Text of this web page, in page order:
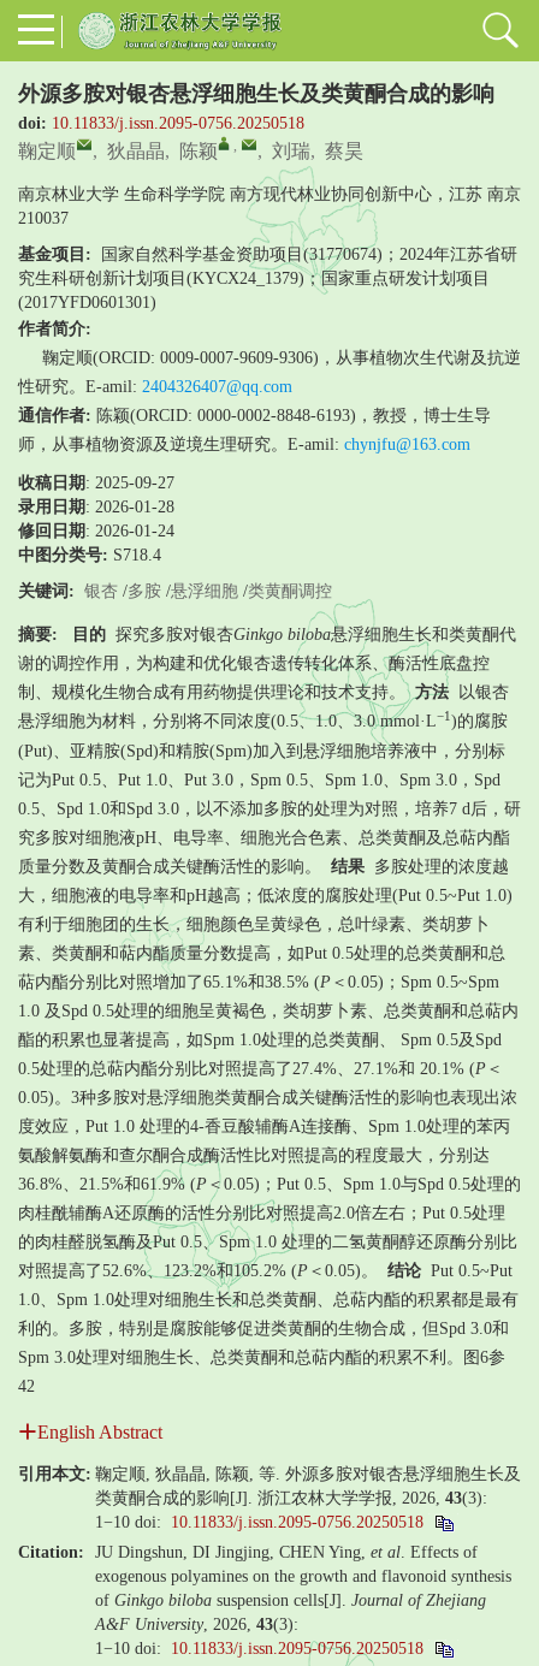
外源多胺对银杏悬浮细胞生长及类黄酮合成的影响
doi: 10.11833/j.issn.2095-0756.20250518
鞠定顺 , 狄晶晶, 陈颖 , , 刘瑞, 蔡昊
南京林业大学 生命科学学院 南方现代林业协同创新中心，江苏 南京
210037
基金项目: 国家自然科学基金资助项目(31770674)；2024年江苏省研
究生科研创新计划项目(KYCX24_1379)；国家重点研发计划项目
(2017YFD0601301)
作者简介:
鞠定顺(ORCID: 0009-0007-9609-9306)，从事植物次生代谢及抗逆
性研究。E-amil: 2404326407@qq.com
通信作者: 陈颖(ORCID: 0000-0002-8848-6193)，教授，博士生导
师，从事植物资源及逆境生理研究。E-amil: chynjfu@163.com
收稿日期 : 2025-09-27
录用日期 : 2026-01-28
修回日期 : 2026-01-24
中图分类号: S718.4
关键词: 银杏 /多胺 /悬浮细胞 /类黄酮调控
摘要: 目的 探究多胺对银杏Ginkgo biloba悬浮细胞生长和类黄酮代
谢的调控作用，为构建和优化银杏遗传转化体系、酶活性底盘控
制、规模化生物合成有用药物提供理论和技术支持。
方法 以银杏
悬浮细胞为材料，分别将不同浓度(0.5、1.0、3.0 mmol·L−1 )的腐胺
(Put)、亚精胺(Spd)和精胺(Spm)加入到悬浮细胞培养液中，分别标
记为Put 0.5、Put 1.0、Put 3.0，Spm 0.5、Spm 1.0、Spm 3.0，Spd
0.5、Spd 1.0和Spd 3.0，以不添加多胺的处理为对照，培养7 d后，研
究多胺对细胞液pH、电导率、细胞光合色素、总类黄酮及总萜内酯
质量分数及黄酮合成关键酶活性的影响。
结果 多胺处理的浓度越
大，细胞液的电导率和pH越高；低浓度的腐胺处理(Put 0.5~Put 1.0)
有利于细胞团的生长，细胞颜色呈黄绿色，总叶绿素、类胡萝卜
素、类黄酮和萜内酯质量分数提高，如Put 0.5处理的总类黄酮和总
萜内酯分别比对照增加了65.1%和38.5% (P ＜0.05)；Spm 0.5~Spm
1.0 及Spd 0.5处理的细胞呈黄褐色，类胡萝卜素、总类黄酮和总萜内
酯的积累也显著提高，如Spm 1.0处理的总类黄酮、 Spm 0.5及Spd
0.5处理的总萜内酯分别比对照提高了27.4%、27.1%和 20.1% (P ＜
0.05)。3种多胺对悬浮细胞类黄酮合成关键酶活性的影响也表现出浓
度效应，Put 1.0 处理的4-香豆酸辅酶A连接酶、Spm 1.0处理的苯丙
氨酸解氨酶和查尔酮合成酶活性比对照提高的程度最大，分别达
36.8%、21.5%和61.9% (P ＜0.05)；Put 0.5、Spm 1.0与Spd 0.5处理的
肉桂酰辅酶A还原酶的活性分别比对照提高2.0倍左右；Put 0.5处理
的肉桂醛脱氢酶及Put 0.5、Spm 1.0 处理的二氢黄酮醇还原酶分别比
对照提高了52.6%、123.2%和105.2% (P ＜0.05)。 结论 Put 0.5~Put
1.0、Spm 1.0处理对细胞生长和总类黄酮、总萜内酯的积累都是最有
利的。多胺，特别是腐胺能够促进类黄酮的生物合成，但Spd 3.0和
Spm 3.0处理对细胞生长、总类黄酮和总萜内酯的积累不利。图6参
42
English Abstract
引用本文: 鞠定顺, 狄晶晶, 陈颖, 等. 外源多胺对银杏悬浮细胞生长及
类黄酮合成的影响[J]. 浙江农林大学学报, 2026, 43(3):
1−10 doi: 10.11833/j.issn.2095-0756.20250518
Citation:
JU Dingshun, DI Jingjing, CHEN Ying, et al . Effects of
exogenous polyamines on the growth and flavonoid synthesis
of Ginkgo biloba suspension cells[J]. Journal of Zhejiang
A&F University, 2026, 43(3):
1−10 doi: 10.11833/j.issn.2095-0756.20250518